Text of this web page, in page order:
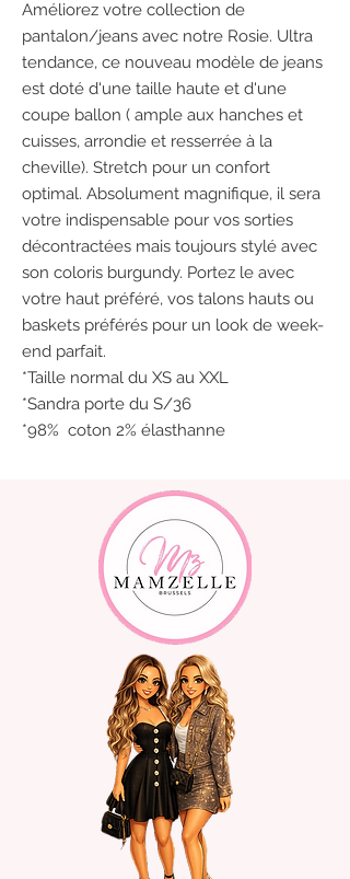
Améliorez votre collection de
pantalon/jeans avec notre Rosie. Ultra
tendance, ce nouveau modèle de jeans
est doté d'une taille haute et d'une
coupe ballon ( ample aux hanches et
cuisses, arrondie et resserrée à la
cheville). Stretch pour un confort
optimal. Absolument magnifique, il sera
votre indispensable pour vos sorties
décontractées mais toujours stylé avec
son coloris burgundy. Portez le avec
votre haut préféré, vos talons hauts ou
baskets préférés pour un look de week-
end parfait.
*Taille normal du XS au XXL
*Sandra porte du S/36
*98% coton 2% élasthanne